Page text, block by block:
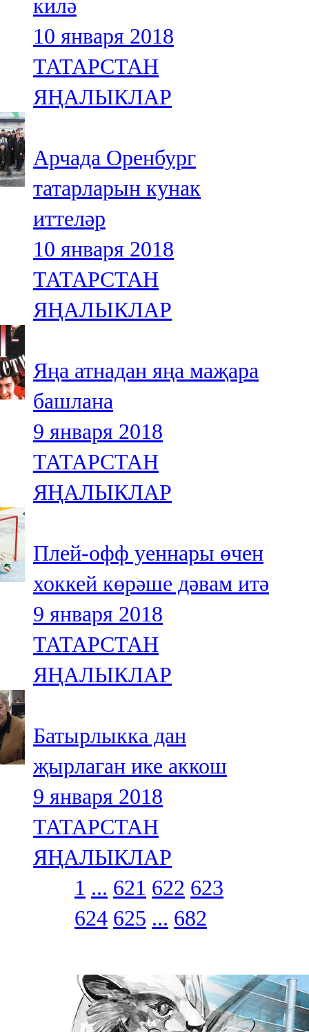
килә
10 января 2018
ТАТАРСТАН
ЯҢАЛЫКЛАР
Арчада Оренбург
татарларын кунак
иттеләр
10 января 2018
ТАТАРСТАН
ЯҢАЛЫКЛАР
Яңа атнадан яңа маҗара
башлана
9 января 2018
ТАТАРСТАН
ЯҢАЛЫКЛАР
Плей-офф уеннары өчен
хоккей көрәше дәвам итә
9 января 2018
ТАТАРСТАН
ЯҢАЛЫКЛАР
Батырлыкка дан
җырлаган ике аккош
9 января 2018
ТАТАРСТАН
ЯҢАЛЫКЛАР
1 ... 621 622 623
624 625 ... 682